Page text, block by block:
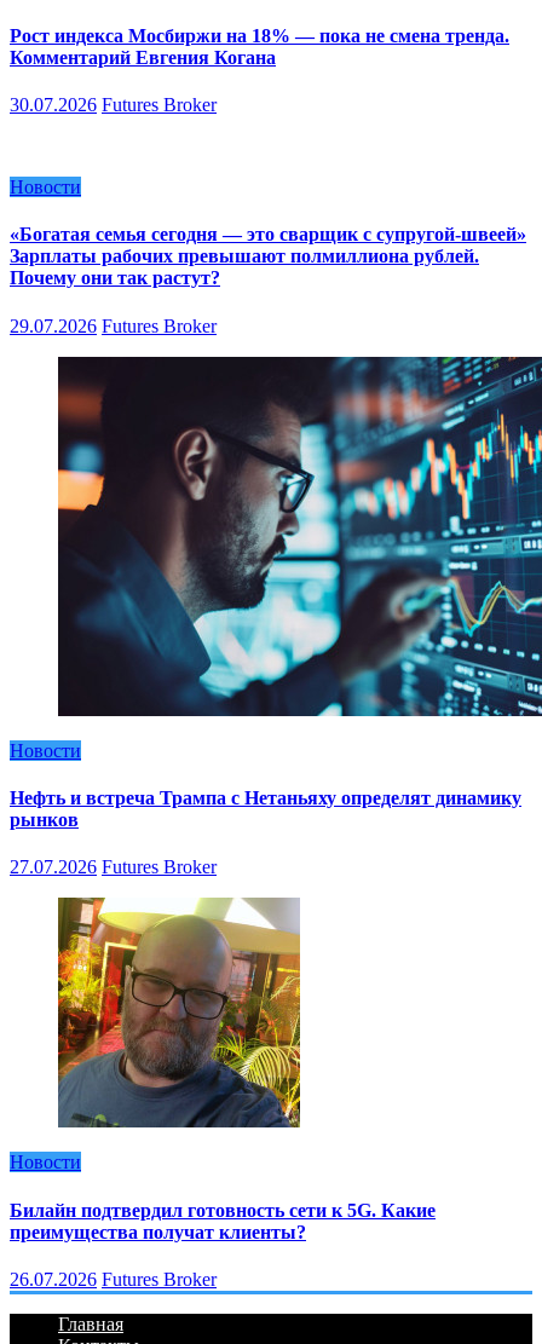
Рост индекса Мосбиржи на 18% — пока не смена тренда.
Комментарий Евгения Когана
30.07.2026 Futures Broker
Новости
«Богатая семья сегодня — это сварщик с супругой-швеей»
Зарплаты рабочих превышают полмиллиона рублей.
Почему они так растут?
29.07.2026 Futures Broker
Новости
Нефть и встреча Трампа с Нетаньяху определят динамику
рынков
27.07.2026 Futures Broker
Новости
Билайн подтвердил готовность сети к 5G. Какие
преимущества получат клиенты?
26.07.2026 Futures Broker
Главная